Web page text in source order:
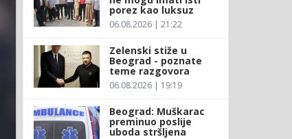
porez kao luksuz
06.08.2026 | 21:22
Zelenski stiže u
Beograd - poznate
teme razgovora
06.08.2026 | 19:19
Beograd: Muškarac
preminuo poslije
uboda stršljena